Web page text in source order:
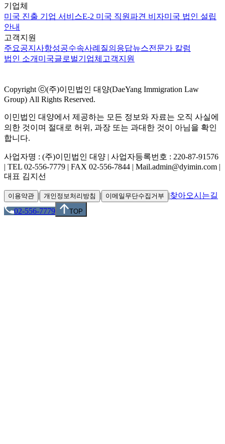
기업체
미국 진출 기업 서비스E-2 미국 직원파견 비자미국 법인 설립
안내
고객지원
주요공지사항성공수속사례 질의응답뉴스전문가 칼럼
법인 소개 미국글로벌기업체 고객지원
Copyright ⓒ(주)이민법인 대양(DaeYang Immigration Law
Group) All Rights Reserved.
이민법인 대양에서 제공하는 모든 정보와 자료는 오직 사실에
의한 것이며 절대로 허위, 과장 또는 과대한 것이 아님을 확인
합니다.
사업자명 : (주)이민법인 대양 | 사업자등록번호 : 220-87-91576
| TEL 02-556-7779 | FAX 02-556-7844 | Mail.admin@dyimin.com |
대표 김지선
이용약관 | 개인정보처리방침 | 이메일무단수집거부 |찾아오시는길
02-556-7779
TOP